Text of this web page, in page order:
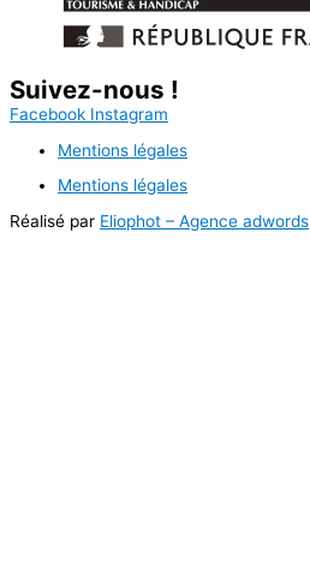
Suivez-nous !
Facebook Instagram
Mentions légales
Mentions légales
Réalisé par Eliophot – Agence adwords